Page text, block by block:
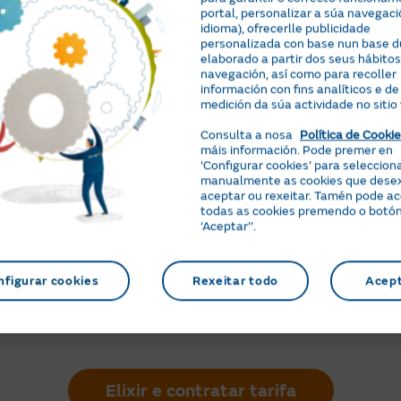
do contador
contactaremos de novo coa túa distribuidora para
fas a contratación, a activación do teu contrato en
da subministración de gas
instalado o contador, a distribuidora abrirá a
Naturgy.
estimado para a activación do contrato é de 10 días.
Elixir e contratar tarifa
portal, personalizar a súa
idioma), ofrecerlle publicidade
personalizada con base nun base
elaborado a partir dos seus
navegación, así como para recoller
información con fins analíticos e de
medición da súa actividade no sitio
Consulta a nosa Política de
máis información. Pode premer en
‘Configurar cookies’ para
manualmente as cookies que
aceptar ou rexeitar. Tamén pode
todas as cookies premendo o botón
‘Aceptar’’.
cookies Rexeitar todo